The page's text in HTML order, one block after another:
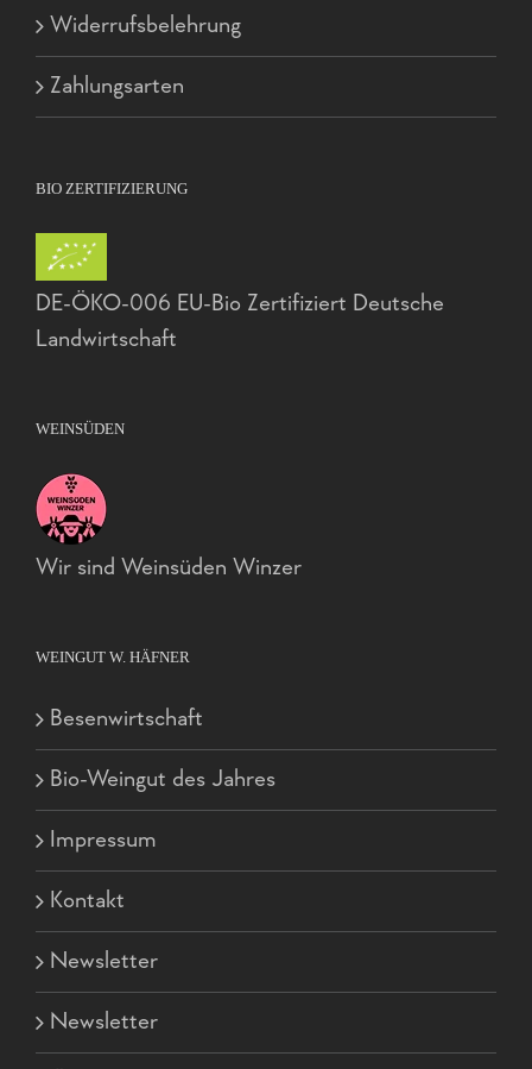
Widerrufsbelehrung
Zahlungsarten
BIO ZERTIFIZIERUNG
DE-ÖKO-006 EU-Bio Zertifiziert Deutsche
Landwirtschaft
WEINSÜDEN
Wir sind Weinsüden Winzer
WEINGUT W. HÄFNER
Besenwirtschaft
Bio-Weingut des Jahres
Impressum
Kontakt
Newsletter
Newsletter